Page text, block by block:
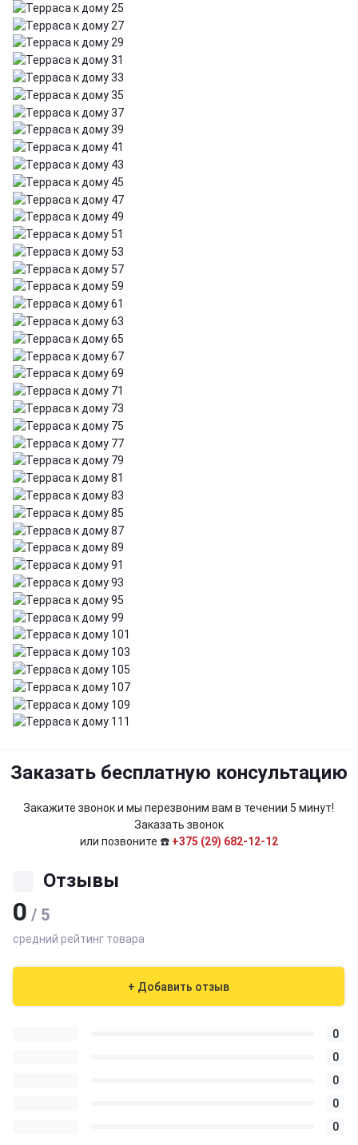
Заказать бесплатную консультацию
Закажите звонок и мы перезвоним вам в течении 5 минут!
Заказать звонок
или позвоните ☎️ +375 (29) 682-12-12
Отзывы
0 / 5
средний рейтинг товара
+ Добавить отзыв
0
0
0
0
0